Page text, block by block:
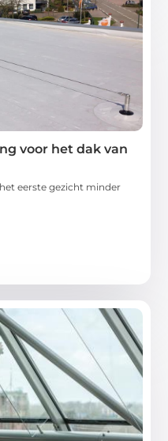
voor het dak van
eerste gezicht minder